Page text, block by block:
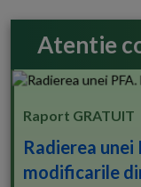
Atentie
Raport GRATUIT
Radierea unei
modificarile